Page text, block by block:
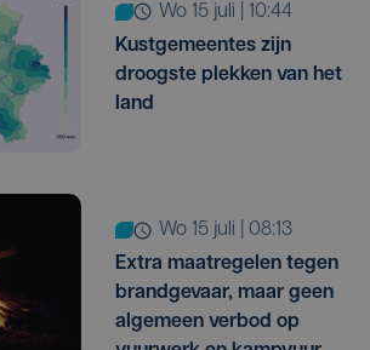
wo 15 juli | 10:44
Kustgemeentes zijn
droogste plekken van het
land
wo 15 juli | 08:13
Extra maatregelen tegen
brandgevaar, maar geen
algemeen verbod op